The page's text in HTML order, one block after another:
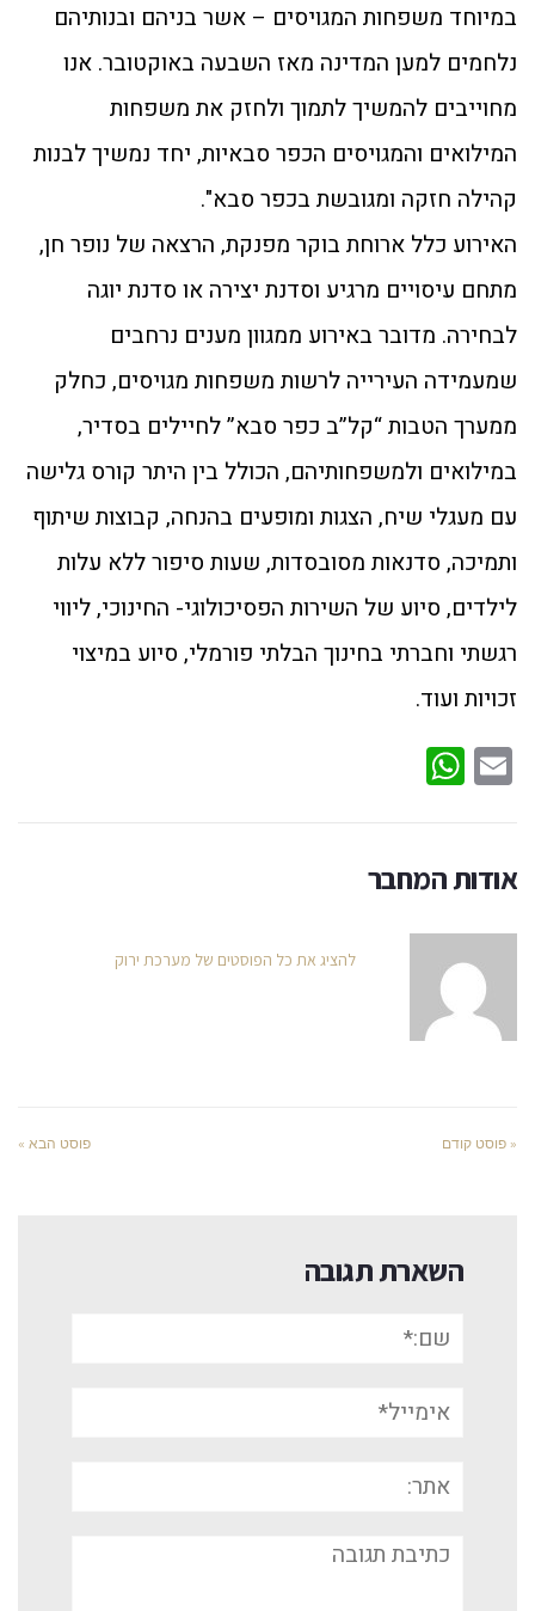
במיוחד משפחות המגויסים – אשר בניהם ובנותיהם
נלחמים למען המדינה מאז השבעה באוקטובר. אנו
מחוייבים להמשיך לתמוך ולחזק את משפחות
המילואים והמגויסים הכפר סבאיות, יחד נמשיך לבנות
קהילה חזקה ומגובשת בכפר סבא".
האירוע כלל ארוחת בוקר מפנקת, הרצאה של נופר חן,
מתחם עיסויים מרגיע וסדנת יצירה או סדנת יוגה
לבחירה. מדובר באירוע ממגוון מענים נרחבים
שמעמידה העירייה לרשות משפחות מגויסים, כחלק
ממערך הטבות “קל”ב כפר סבא” לחיילים בסדיר,
במילואים ולמשפחותיהם, הכולל בין היתר קורס גלישה
עם מעגלי שיח, הצגות ומופעים בהנחה, קבוצות שיתוף
ותמיכה, סדנאות מסובסדות, שעות סיפור ללא עלות
לילדים, סיוע של השירות הפסיכולוגי- החינוכי, ליווי
רגשתי וחברתי בחינוך הבלתי פורמלי, סיוע במיצוי
זכויות ועוד.
Email
אודות המחבר
להציג את כל הפוסטים של מערכת ירוק
« פוסט קודם פוסט הבא »
השארת תגובה
אימייל*
תגובה